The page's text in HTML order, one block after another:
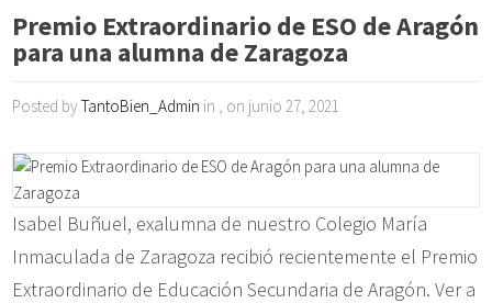
Premio Extraordinario de ESO de Aragón
para una alumna de Zaragoza
Posted byTantoBien_Admin in , on junio 27, 2021
Isabel Buñuel, exalumna de nuestro Colegio María
Inmaculada de Zaragoza recibió recientemente el Premio
Extraordinario de Educación Secundaria de Aragón. Ver a